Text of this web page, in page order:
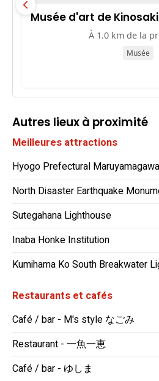
Musée d'art de Kinosaki
À 1.0 km de la
Musée
Autres lieux à proximité
Meilleures attractions
Hyogo Prefectural
North Disaster Earthquake
Sutegahana Lighthouse
Inaba Honke Institution
Kumihama Ko South Breakwater
Restaurants et cafés
Café / bar - M's style なごみ
Restaurant - 一魚一恵
Café / bar - ゆしま